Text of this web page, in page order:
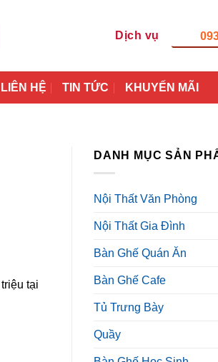
Dịch vụ
LIÊN HỆ TIN TỨC KHUYẾN MÃI
DANH MỤC SẢN
Nội Thất Văn Phòng
Nội Thất Gia Đình
Bàn Ghế Quán Ăn
Bàn Ghế Cafe
Tủ Trưng Bày
Quầy
tại